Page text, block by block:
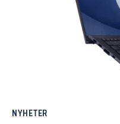
NYHETER